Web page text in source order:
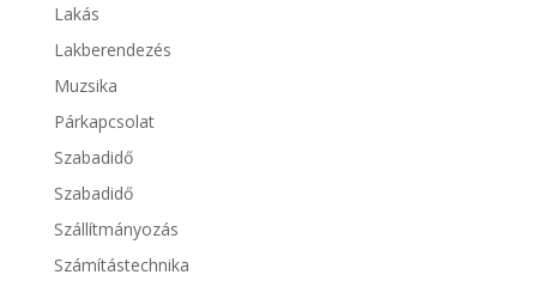
Lakás
Lakberendezés
Muzsika
Párkapcsolat
Szabadidő
Szabadidő
Szállítmányozás
Számítástechnika